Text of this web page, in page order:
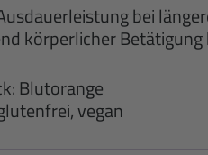
bei
körperlicher Betätigung
Blutorange
vegan